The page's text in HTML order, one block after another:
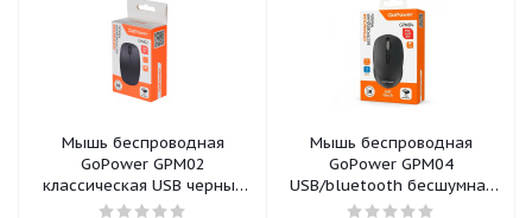
Мышь беспроводная
GoPower GPM02
классическая USB черный
(1/100)
Мышь беспроводная
GoPower GPM04
USB/bluetooth бесшумная
Soft-Touch